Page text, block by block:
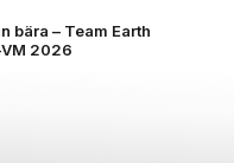
bära – Team Earth
2026